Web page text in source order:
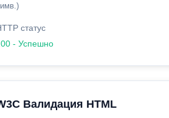
статус
- Успешно
Валидация HTML